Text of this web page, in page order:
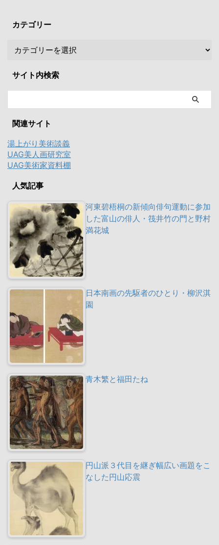
カテゴリー
サイト内検索
関連サイト
湯上がり美術談義
UAG美人画研究室
UAG美術家資料棚
人気記事
河東碧梧桐の新傾向俳句運動に参加
した富山の俳人・筏井竹の門と野村
満花城
日本南画の先駆者のひとり・柳沢淇
園
青木繁と福田たね
円山派３代目を継ぎ幅広い画題をこ
なした円山応震